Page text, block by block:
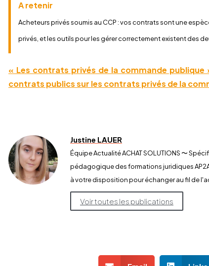
A retenir
Acheteurs privés soumis au CCP : vos contrats sont une
privés, et les outils pour les gérer correctement existent des
« Les contrats privés de la commande
contrats publics sur les contrats privés de la
Justine LAUER
Équipe Actualité ACHAT SOLUTIONS 〜
pédagogique des formations juridiques
à votre disposition pour échanger au fil de
Voir toutes les publications